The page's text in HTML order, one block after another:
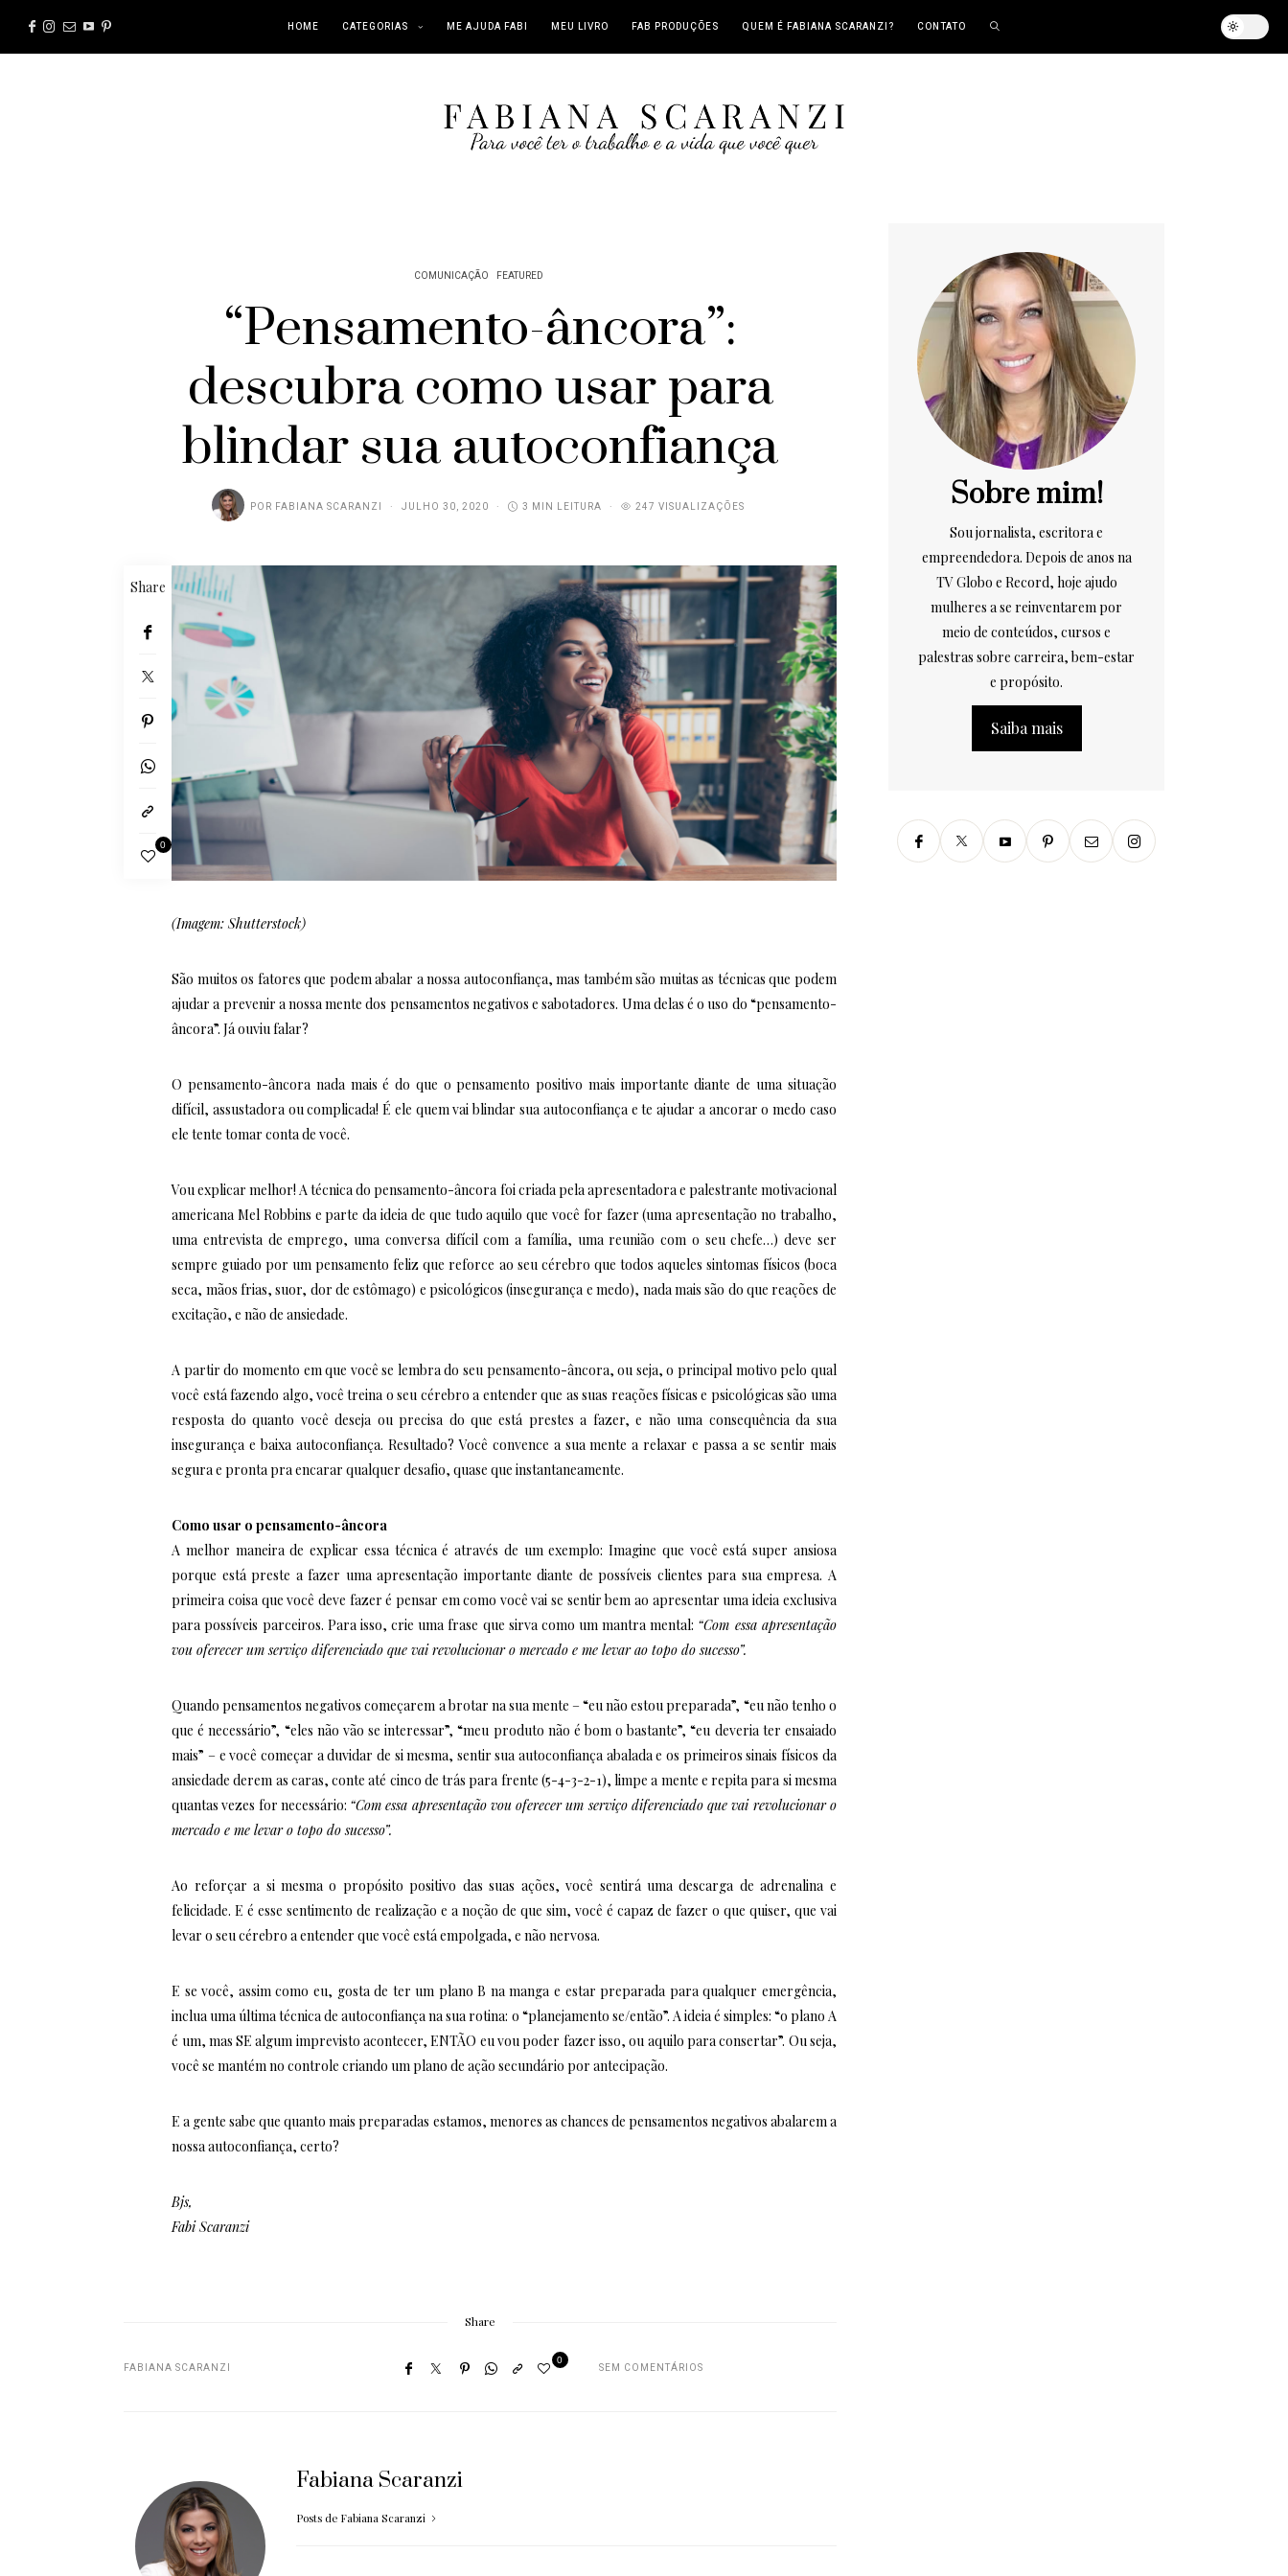
HOME CATEGORIAS ME AJUDA FABI MEU LIVRO FAB PRODUÇÕES QUEM É FABIANA SCARANZI? CONTATO
COMUNICAÇÃO FEATURED
“Pensamento-âncora”:
descubra como usar para
blindar sua autoconfiança
POR FABIANA SCARANZI JULHO 30, 2020 3 MIN LEITURA 247 VISUALIZAÇÕES
Share
0
(Imagem: Shutterstock)
São muitos os fatores que podem abalar a nossa autoconfiança, mas também são muitas as técnicas que podem
ajudar a prevenir a nossa mente dos pensamentos negativos e sabotadores. Uma delas é o uso do “pensamento-
âncora”. Já ouviu falar?
O pensamento-âncora nada mais é do que o pensamento positivo mais importante diante de uma situação
difícil, assustadora ou complicada! É ele quem vai blindar sua autoconfiança e te ajudar a ancorar o medo caso
ele tente tomar conta de você.
Vou explicar melhor! A técnica do pensamento-âncora foi criada pela apresentadora e palestrante motivacional
americana Mel Robbins e parte da ideia de que tudo aquilo que você for fazer (uma apresentação no trabalho,
uma entrevista de emprego, uma conversa difícil com a família, uma reunião com o seu chefe…) deve ser
sempre guiado por um pensamento feliz que reforce ao seu cérebro que todos aqueles sintomas físicos (boca
seca, mãos frias, suor, dor de estômago) e psicológicos (insegurança e medo), nada mais são do que reações de
excitação, e não de ansiedade.
A partir do momento em que você se lembra do seu pensamento-âncora, ou seja, o principal motivo pelo qual
você está fazendo algo, você treina o seu cérebro a entender que as suas reações físicas e psicológicas são uma
resposta do quanto você deseja ou precisa do que está prestes a fazer, e não uma consequência da sua
insegurança e baixa autoconfiança. Resultado? Você convence a sua mente a relaxar e passa a se sentir mais
segura e pronta pra encarar qualquer desafio, quase que instantaneamente.
Como usar o pensamento-âncora
A melhor maneira de explicar essa técnica é através de um exemplo: Imagine que você está super ansiosa
porque está preste a fazer uma apresentação importante diante de possíveis clientes para sua empresa. A
primeira coisa que você deve fazer é pensar em como você vai se sentir bem ao apresentar uma ideia exclusiva
para possíveis parceiros. Para isso, crie uma frase que sirva como um mantra mental: “Com essa apresentação
vou oferecer um serviço diferenciado que vai revolucionar o mercado e me levar ao topo do sucesso”.
Quando pensamentos negativos começarem a brotar na sua mente – “eu não estou preparada”, “eu não tenho o
que é necessário”, “eles não vão se interessar”, “meu produto não é bom o bastante”, “eu deveria ter ensaiado
mais” – e você começar a duvidar de si mesma, sentir sua autoconfiança abalada e os primeiros sinais físicos da
ansiedade derem as caras, conte até cinco de trás para frente (5-4-3-2-1), limpe a mente e repita para si mesma
quantas vezes for necessário: “Com essa apresentação vou oferecer um serviço diferenciado que vai revolucionar o
mercado e me levar o topo do sucesso”.
Ao reforçar a si mesma o propósito positivo das suas ações, você sentirá uma descarga de adrenalina e
felicidade. E é esse sentimento de realização e a noção de que sim, você é capaz de fazer o que quiser, que vai
levar o seu cérebro a entender que você está empolgada, e não nervosa.
E se você, assim como eu, gosta de ter um plano B na manga e estar preparada para qualquer emergência,
inclua uma última técnica de autoconfiança na sua rotina: o “planejamento se/então”. A ideia é simples: “o plano A
é um, mas SE algum imprevisto acontecer, ENTÃO eu vou poder fazer isso, ou aquilo para consertar”. Ou seja,
você se mantém no controle criando um plano de ação secundário por antecipação.
E a gente sabe que quanto mais preparadas estamos, menores as chances de pensamentos negativos abalarem a
nossa autoconfiança, certo?
Bjs,
Fabi Scaranzi
Share
FABIANA SCARANZI
0
SEM COMENTÁRIOS
Fabiana Scaranzi
Posts de Fabiana Scaranzi
Sobre mim!
Sou jornalista, escritora e
empreendedora. Depois de anos na
TV Globo e Record, hoje ajudo
mulheres a se reinventarem por
meio de conteúdos, cursos e
palestras sobre carreira, bem-estar
e propósito.
Saiba mais